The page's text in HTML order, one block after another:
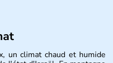
un climat chaud et humide